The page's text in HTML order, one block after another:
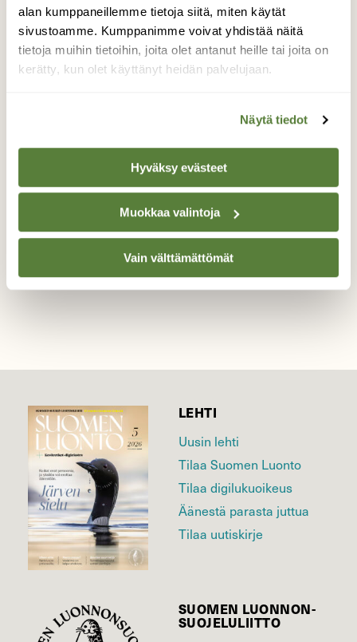
alan kumppaneillemme tietoja siitä, miten käytät
sivustoamme. Kumppanimme voivat yhdistää näitä
tietoja muihin tietoihin, joita olet antanut heille tai joita on
kerätty, kun olet käyttänyt heidän palvelujaan.
Näytä tiedot
Hyväksy evästeet
Muokkaa valintoja
Vain välttämättömät
Oli kyllä tuuri kuvan kanssa. Ystäväni
tekstasi, että auringonpimennys on
meneillään ja minä katsomaan sitä
parvekkeelta. Aurinko häikäisi ja poistuin
katsoa paljain silmin. Siitä sitten kuvaamaan
ja sain kuin sainkin tapahtuman kuvattua.
Valokuvaaja: Jaana Saarelainen, Joensuu keskusta
25.10.2022
TAKAISIN LISTAAN
LEHTI
Uusin lehti
Tilaa Suomen Luonto
Tilaa digilukuoikeus
Äänestä parasta juttua
Tilaa uutiskirje
SUOMEN LUONNON­
SUOJELU­LIITTO